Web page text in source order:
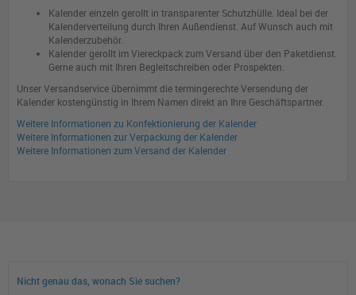
Kalender einzeln gerollt in transparenter Schutzhülle. Ideal bei der
Kalenderverteilung durch Ihren Außendienst. Auf Wunsch auch mit
Kalenderzubehör.
Kalender gerollt im Viereckpack zum Versand über den Paketdienst.
Gerne auch mit Ihren Begleitschreiben oder Prospekten.
Unser Versandservice übernimmt die termingerechte Versendung der
Kalender kostengünstig in Ihrem Namen direkt an Ihre Geschäftspartner.
Weitere Informationen zu Konfektionierung der Kalender
Weitere Informationen zur Verpackung der Kalender
Weitere Informationen zum Versand der Kalender
Nicht genau das, wonach Sie suchen?